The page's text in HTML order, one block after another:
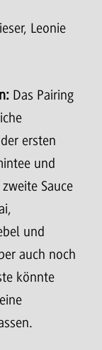
Leonie
Das Pairing
ersten
und
Sauce
und
auch noch
könnte